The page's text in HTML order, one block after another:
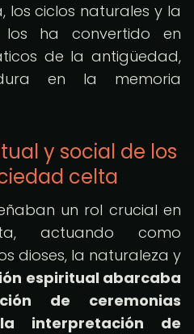
los ciclos naturales y la
los ha convertido en
de la antigüedad,
en la memoria
y social de los
celta
un rol crucial en
actuando como
dioses, la naturaleza y
espiritual abarcaba
de ceremonias
interpretación de